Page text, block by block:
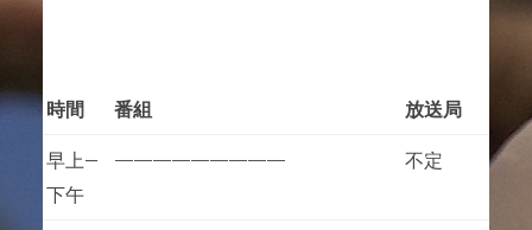
時間 番組 放送局
早上–
下午
————————— 不定